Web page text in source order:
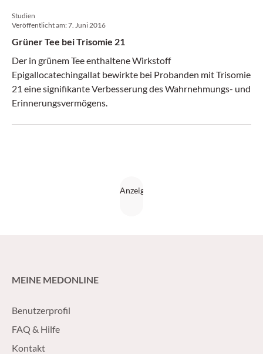
Studien
Veröffentlicht am:7. Juni 2016
Grüner Tee bei Trisomie 21
Der in grünem Tee enthaltene Wirkstoff
Epigallocatechingallat bewirkte bei Probanden mit Trisomie
21 eine signifikante Verbesserung des Wahrnehmungs- und
Erinnerungsvermögens.
MEINE MEDONLINE
Benutzerprofil
FAQ & Hilfe
Kontakt